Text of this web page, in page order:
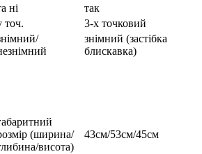
ні
так
точ.
3-х точковий
знімний (застібка
блискавка)
(ширина/
висота)
43см/53см/45см